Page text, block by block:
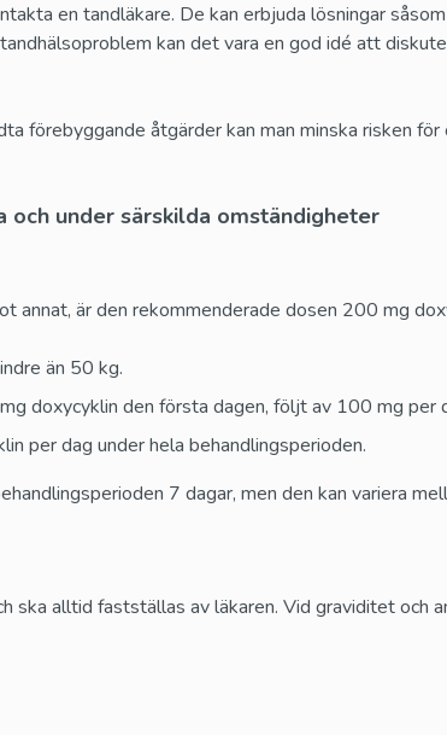
Tadacip
Sirolimus
en tandläkare. De kan erbjuda lösningar
kan det vara en god idé att
förebyggande åtgärder kan man minska risken
och under särskilda omständigheter
annat, är den rekommenderade dosen 200 mg
än 50 kg.
doxycyklin den första dagen, följt av 100 mg per
per dag under hela behandlingsperioden.
7 dagar, men den kan variera
ska alltid fastställas av läkaren. Vid graviditet och